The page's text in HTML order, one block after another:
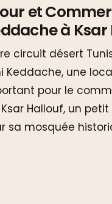
et
à
circuit désert
Keddache, une
pour le
Hallouf, un
sa mosquée